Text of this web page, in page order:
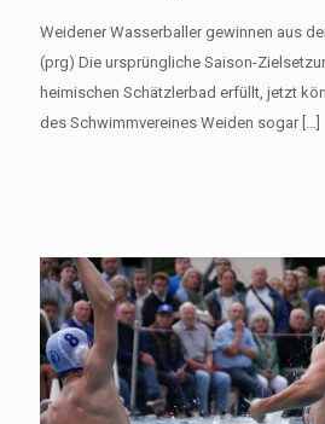
Weidener Wasserballer gewinnen aus
(prg) Die ursprüngliche Saison-
heimischen Schätzlerbad erfüllt, jetzt
des Schwimmvereines Weiden sogar[…]